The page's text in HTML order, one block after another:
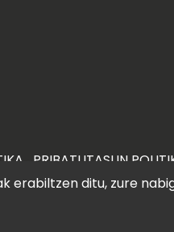
PRIBATUTASUN
erabiltzen ditu, zure